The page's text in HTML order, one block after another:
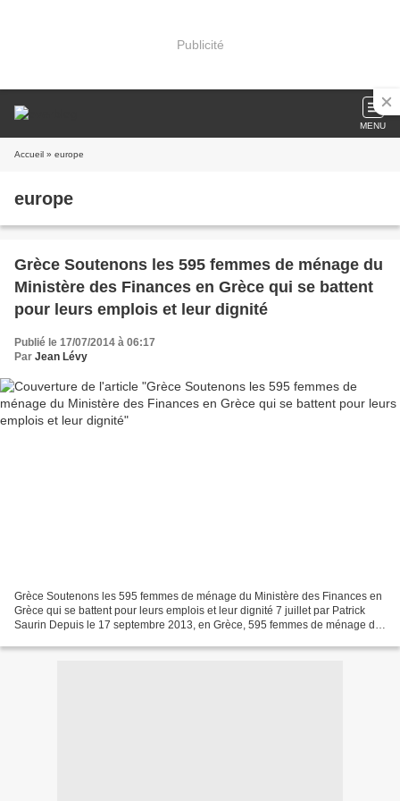
Publicité
MENU
Accueil » europe
europe
Grèce Soutenons les 595 femmes de ménage du
Ministère des Finances en Grèce qui se battent
pour leurs emplois et leur dignité
Publié le 17/07/2014 à 06:17
Par Jean Lévy
Grèce Soutenons les 595 femmes de ménage du Ministère des Finances en
Grèce qui se battent pour leurs emplois et leur dignité 7 juillet par Patrick
Saurin Depuis le 17 septembre 2013, en Grèce, 595 femmes de ménage du